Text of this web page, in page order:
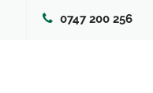
0747 200 256